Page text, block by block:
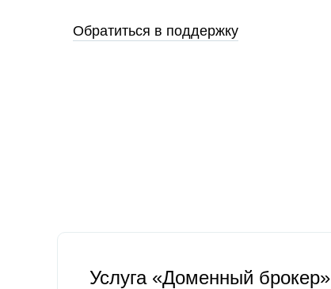
Обратиться в поддержку
Услуга «Доменный брокер»